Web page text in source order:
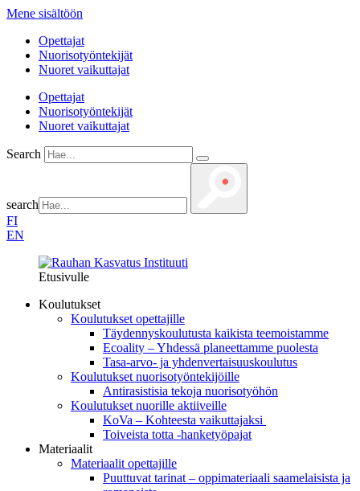
Mene sisältöön
Opettajat
Nuorisotyöntekijät
Nuoret vaikuttajat
Opettajat
Nuorisotyöntekijät
Nuoret vaikuttajat
Search
search
FI
EN
Etusivulle
Koulutukset
Koulutukset opettajille
Täydennys­koulutusta kaikista teemois­tamme
Ecoality – Yhdessä planeettamme puolesta
Tasa-arvo- ja yhdenvertaisuuskoulutus
Koulutukset nuorisotyöntekijöille
Antirasistisia tekoja nuorisotyöhön
Koulutukset nuorille aktiiveille
KoVa – Kohteesta vaikuttajaksi
Toiveista totta -hanketyöpajat
Materiaalit
Materiaalit opettajille
Puuttuvat tarinat – oppi­materiaali saamelaisista ja